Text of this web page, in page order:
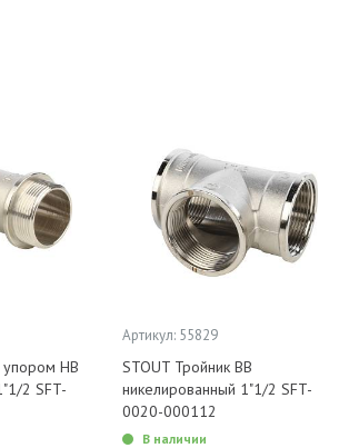
упором НВ
2 SFT-
Артикул: 55829
STOUT Тройник ВВ
никелированный 1"1/2 SFT-
0020-000112
В наличии